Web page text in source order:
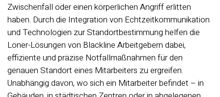
Zwischenfall oder einen körperlichen Angriff erlitten
haben. Durch die Integration von Echtzeitkommunikation
und Technologien zur Standortbestimmung helfen die
Loner-Lösungen von Blackline Arbeitgebern dabei,
effiziente und präzise Notfallmaßnahmen für den
genauen Standort eines Mitarbeiters zu ergreifen.
Unabhängig davon, wo sich ein Mitarbeiter befindet – in